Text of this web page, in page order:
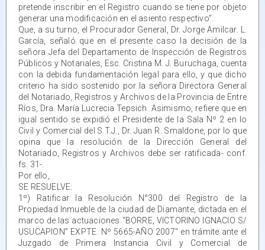
pretende inscribir en el Registro cuando se tiene por objeto
generar una modificación en el asiento respectivo”.
Que, a su turno, el Procurador General, Dr. Jorge Amilcar. L.
García, señaló que en el presente caso la decisión de la
señora Jefa del Departamento de Inspección de Registros
Públicos y Notariales, Esc. Cristina M. J. Buruchaga, cuenta
con la debida fundamentación legal para ello, y que dicho
criterio ha sido sostenido por la señora Directora General
del Notariado, Registros y Archivos de la Provincia de Entre
Ríos, Dra. María Lucrecia Tepsich. Asimismo, refiere que en
igual sentido se expidió el Presidente de la Sala Nº 2 en lo
Civil y Comercial del S.T.J., Dr. Juan R. Smaldone, por lo que
opina que la resolución de la Dirección General del
Notariado, Registros y Archivos debe ser ratificada- conf.
fs. 31-.
Por ello,
SE RESUELVE:
1º) Ratificar la Resolución N°300 del Registro de la
Propiedad Inmueble de la ciudad de Diamante, dictada en el
marco de las actuaciones “BORRE, VICTORINO IGNACIO S/
USUCAPION” EXPTE. Nº 5665-AÑO 2007″ en trámite ante el
Juzgado de Primera Instancia Civil y Comercial de